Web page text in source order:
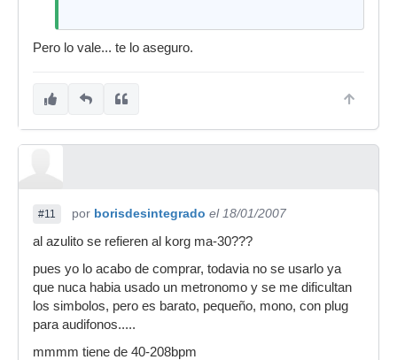
Pero lo vale... te lo aseguro.
#11 por borisdesintegrado el 18/01/2007
al azulito se refieren al korg ma-30???
pues yo lo acabo de comprar, todavia no se usarlo ya
que nuca habia usado un metronomo y se me dificultan
los simbolos, pero es barato, pequeño, mono, con plug
para audifonos.....
mmmm tiene de 40-208bpm